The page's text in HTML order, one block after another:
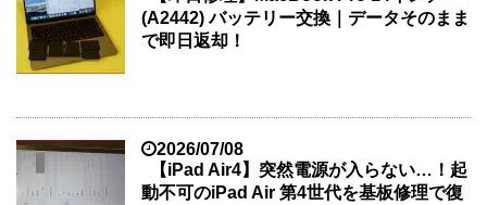
(A2442) バッテリー交換｜データそのまま
で即日返却！
2026/07/08
【iPad Air4】突然電源が入らない…！起
動不可のiPad Air 第4世代を基板修理で復